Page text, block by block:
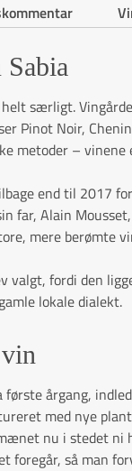
Sabia
helt særligt.
Pinot Noir,
metoder –
end til 2017
far, Alain
mere berømte
valgt, fordi den
lokale dialekt.
første årgang,
med nye
nu i stedet
foregår, så man